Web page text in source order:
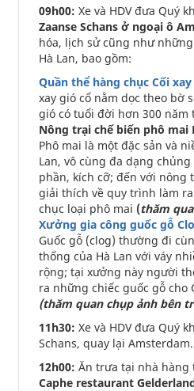
09h00: Xe và HDV đưa Quý
Zaanse Schans ở ngoại ô
hóa, lịch sử cũng như
Hà Lan, bao gồm:
Quần thể hàng chục Cối
xay gió cổ nằm dọc theo bờ
gió có tuổi đời hơn 300 năm
Nông trại chế biến phô mai
Phô mai là một đặc sản và
Lan, vô cùng đa dạng
phần, kích cỡ; đến với nông
giải thích về quy trình làm
chục loại phô mai (thăm
Xưởng gia công guốc gỗ
Guốc gỗ (clog) thường đi
thống của Hà Lan với váy
rộng; tại xưởng này người
ra những chiếc guốc gỗ cho
(thăm quan chụp ảnh bên
11h30: Xe và HDV đưa Quý
Schans, quay lại Amsterdam.
12h00: Ăn trưa tại nhà hàng
Caphe restaurant